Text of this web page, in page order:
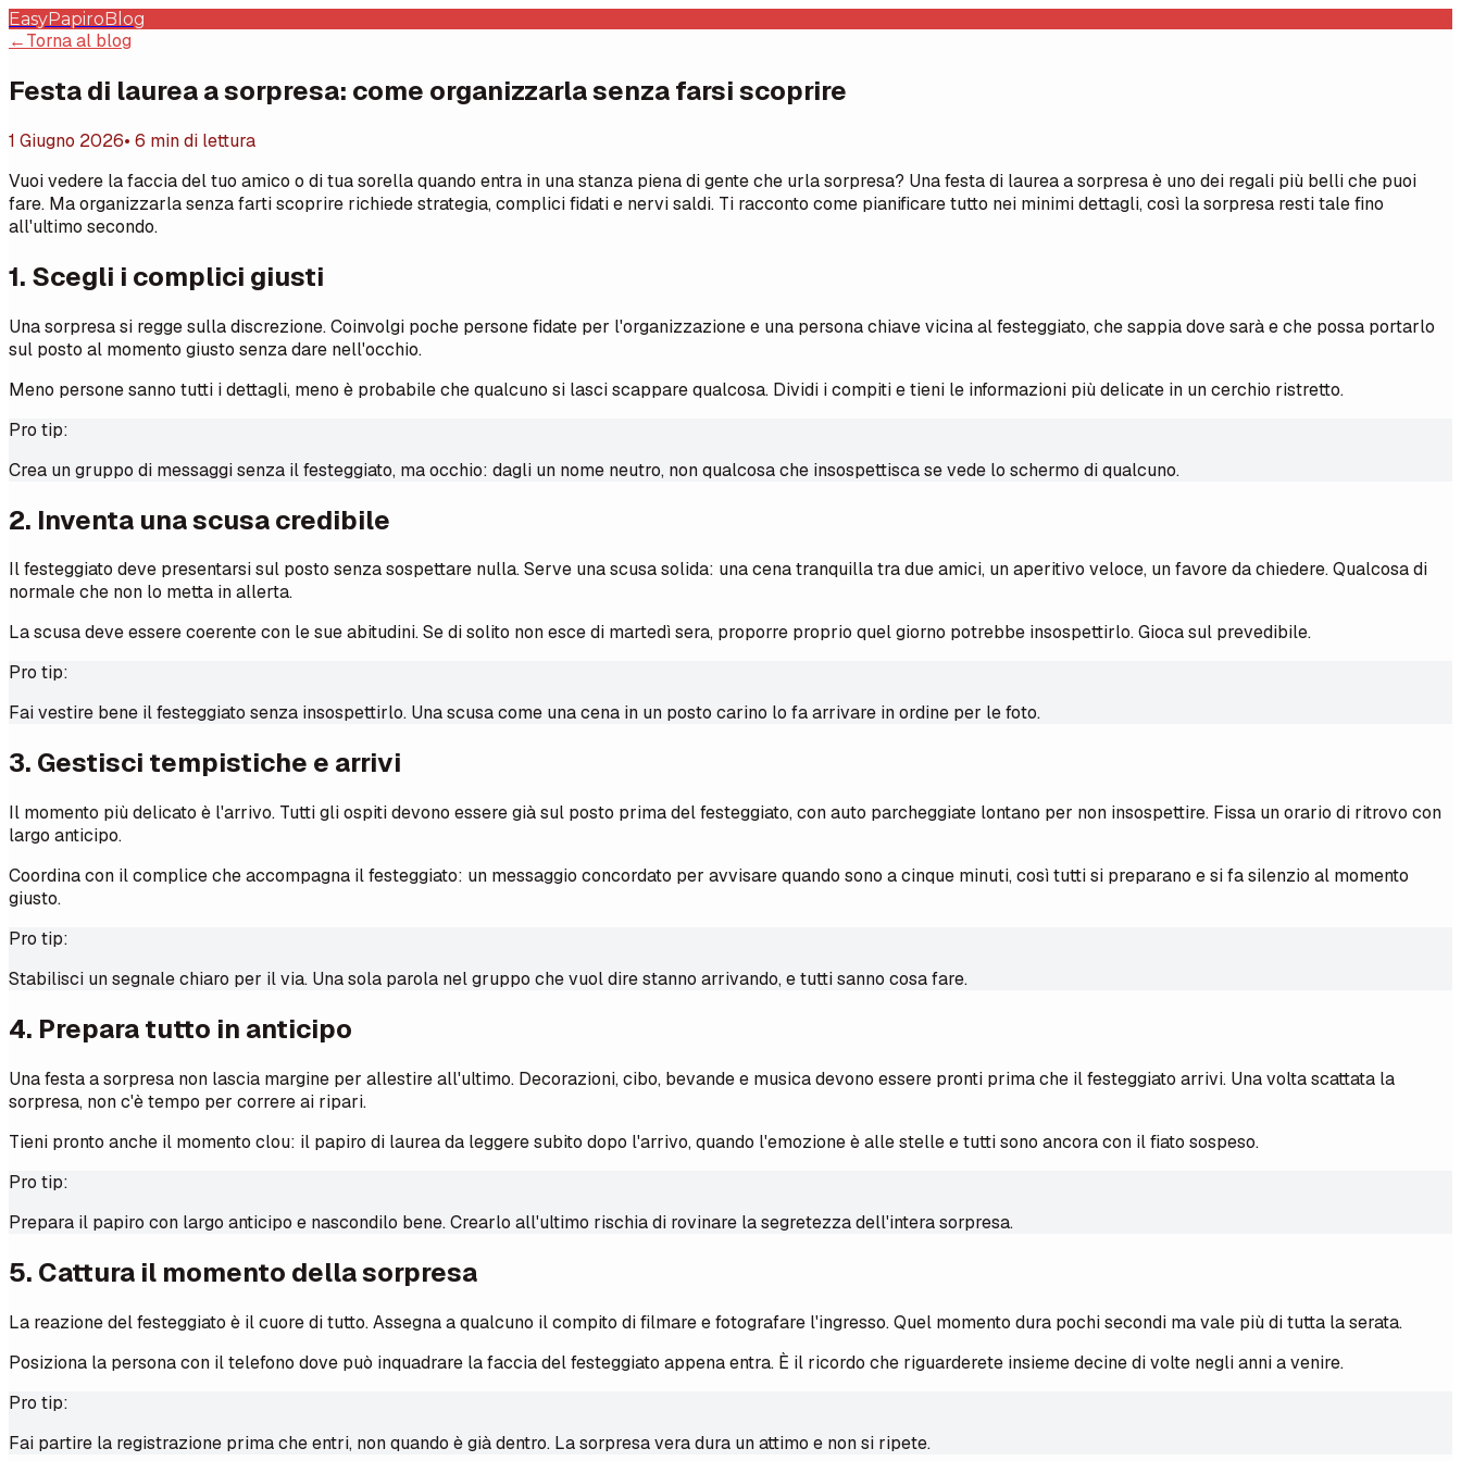
EasyPapiroBlog
←Torna al blog
Festa di laurea a sorpresa: come organizzarla senza farsi scoprire
1 Giugno 2026• 6 min di lettura
Vuoi vedere la faccia del tuo amico o di tua sorella quando entra in una stanza piena di gente che urla sorpresa? Una festa di laurea a sorpresa è uno dei regali più belli che puoi
fare. Ma organizzarla senza farti scoprire richiede strategia, complici fidati e nervi saldi. Ti racconto come pianificare tutto nei minimi dettagli, così la sorpresa resti tale fino
all'ultimo secondo.
1. Scegli i complici giusti
Una sorpresa si regge sulla discrezione. Coinvolgi poche persone fidate per l'organizzazione e una persona chiave vicina al festeggiato, che sappia dove sarà e che possa portarlo
sul posto al momento giusto senza dare nell'occhio.
Meno persone sanno tutti i dettagli, meno è probabile che qualcuno si lasci scappare qualcosa. Dividi i compiti e tieni le informazioni più delicate in un cerchio ristretto.
Pro tip:
Crea un gruppo di messaggi senza il festeggiato, ma occhio: dagli un nome neutro, non qualcosa che insospettisca se vede lo schermo di qualcuno.
2. Inventa una scusa credibile
Il festeggiato deve presentarsi sul posto senza sospettare nulla. Serve una scusa solida: una cena tranquilla tra due amici, un aperitivo veloce, un favore da chiedere. Qualcosa di
normale che non lo metta in allerta.
La scusa deve essere coerente con le sue abitudini. Se di solito non esce di martedì sera, proporre proprio quel giorno potrebbe insospettirlo. Gioca sul prevedibile.
Pro tip:
Fai vestire bene il festeggiato senza insospettirlo. Una scusa come una cena in un posto carino lo fa arrivare in ordine per le foto.
3. Gestisci tempistiche e arrivi
Il momento più delicato è l'arrivo. Tutti gli ospiti devono essere già sul posto prima del festeggiato, con auto parcheggiate lontano per non insospettire. Fissa un orario di ritrovo con
largo anticipo.
Coordina con il complice che accompagna il festeggiato: un messaggio concordato per avvisare quando sono a cinque minuti, così tutti si preparano e si fa silenzio al momento
giusto.
Pro tip:
Stabilisci un segnale chiaro per il via. Una sola parola nel gruppo che vuol dire stanno arrivando, e tutti sanno cosa fare.
4. Prepara tutto in anticipo
Una festa a sorpresa non lascia margine per allestire all'ultimo. Decorazioni, cibo, bevande e musica devono essere pronti prima che il festeggiato arrivi. Una volta scattata la
sorpresa, non c'è tempo per correre ai ripari.
Tieni pronto anche il momento clou: il papiro di laurea da leggere subito dopo l'arrivo, quando l'emozione è alle stelle e tutti sono ancora con il fiato sospeso.
Pro tip:
Prepara il papiro con largo anticipo e nascondilo bene. Crearlo all'ultimo rischia di rovinare la segretezza dell'intera sorpresa.
5. Cattura il momento della sorpresa
La reazione del festeggiato è il cuore di tutto. Assegna a qualcuno il compito di filmare e fotografare l'ingresso. Quel momento dura pochi secondi ma vale più di tutta la serata.
Posiziona la persona con il telefono dove può inquadrare la faccia del festeggiato appena entra. È il ricordo che riguarderete insieme decine di volte negli anni a venire.
Pro tip:
Fai partire la registrazione prima che entri, non quando è già dentro. La sorpresa vera dura un attimo e non si ripete.